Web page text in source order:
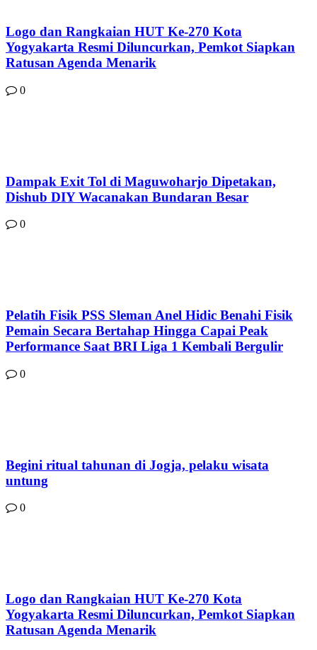
Logo dan Rangkaian HUT Ke-270 Kota
Yogyakarta Resmi Diluncurkan, Pemkot Siapkan
Ratusan Agenda Menarik
0
Dampak Exit Tol di Maguwoharjo Dipetakan,
Dishub DIY Wacanakan Bundaran Besar
0
Pelatih Fisik PSS Sleman Anel Hidic Benahi Fisik
Pemain Secara Bertahap Hingga Capai Peak
Performance Saat BRI Liga 1 Kembali Bergulir
0
Begini ritual tahunan di Jogja, pelaku wisata
untung
0
Logo dan Rangkaian HUT Ke-270 Kota
Yogyakarta Resmi Diluncurkan, Pemkot Siapkan
Ratusan Agenda Menarik